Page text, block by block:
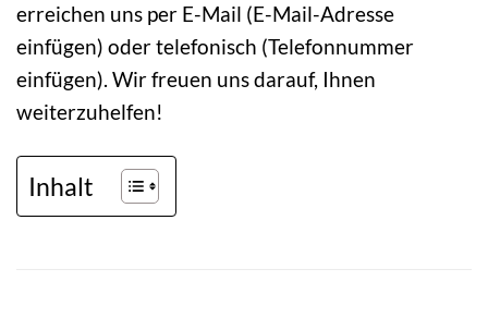
erreichen uns per E-Mail (E-Mail-Adresse
einfügen) oder telefonisch (Telefonnummer
einfügen). Wir freuen uns darauf, Ihnen
weiterzuhelfen!
Inhalt